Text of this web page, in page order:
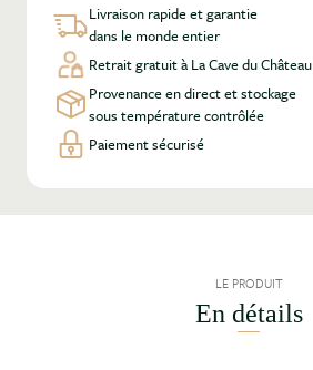
Livraison rapide et garantie
dans le monde entier
Retrait gratuit à La Cave du Château
Provenance en direct et stockage
sous température contrôlée
Paiement sécurisé
LE PRODUIT
En détails